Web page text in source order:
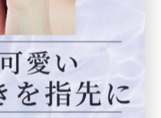
性も高く、セルフネ
者に好評です。
おすすめカラー